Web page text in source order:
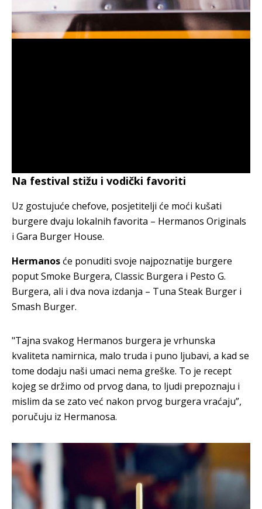
Na festival stižu i vodički favoriti
Uz gostujuće chefove, posjetitelji će moći kušati
burgere dvaju lokalnih favorita – Hermanos Originals
i Gara Burger House.
Hermanos će ponuditi svoje najpoznatije burgere
poput Smoke Burgera, Classic Burgera i Pesto G.
Burgera, ali i dva nova izdanja – Tuna Steak Burger i
Smash Burger.
"Tajna svakog Hermanos burgera je vrhunska
kvaliteta namirnica, malo truda i puno ljubavi, a kad se
tome dodaju naši umaci nema greške. To je recept
kojeg se držimo od prvog dana, to ljudi prepoznaju i
mislim da se zato već nakon prvog burgera vraćaju”,
poručuju iz Hermanosa.